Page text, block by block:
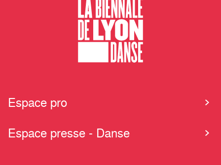
Espace pro
Espace presse - Danse